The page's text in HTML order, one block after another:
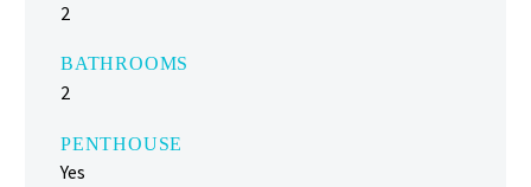
2
BATHROOMS
2
PENTHOUSE
Yes